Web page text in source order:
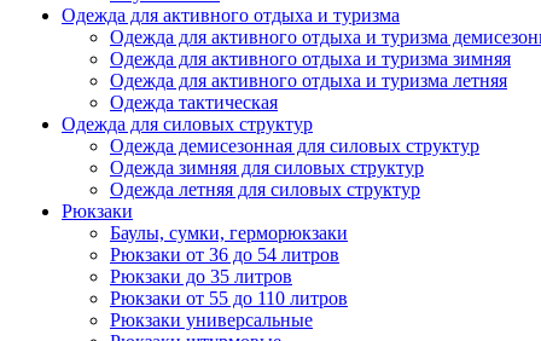
Одежда для активного отдыха и туризма
Одежда для активного отдыха и туризма
Одежда для активного отдыха и туризма зимняя
Одежда для активного отдыха и туризма летняя
Одежда тактическая
Одежда для силовых структур
Одежда демисезонная для силовых структур
Одежда зимняя для силовых структур
Одежда летняя для силовых структур
Рюкзаки
Баулы, сумки, герморюкзаки
Рюкзаки от 36 до 54 литров
Рюкзаки до 35 литров
Рюкзаки от 55 до 110 литров
Рюкзаки универсальные